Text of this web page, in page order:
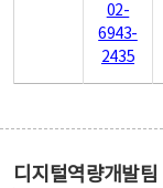
02-
6943-
2435
디지털역량개발팀